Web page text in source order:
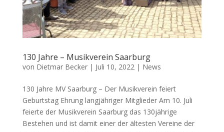
130 Jahre – Musikverein Saarburg
von Dietmar Becker| Juli 10, 2022| News
130 Jahre MV Saarburg – Der Musikverein feiert
Geburtstag Ehrung langjähriger Mitglieder Am 10. Juli
feierte der Musikverein Saarburg das 130jährige
Bestehen und ist damit einer der ältesten Vereine der